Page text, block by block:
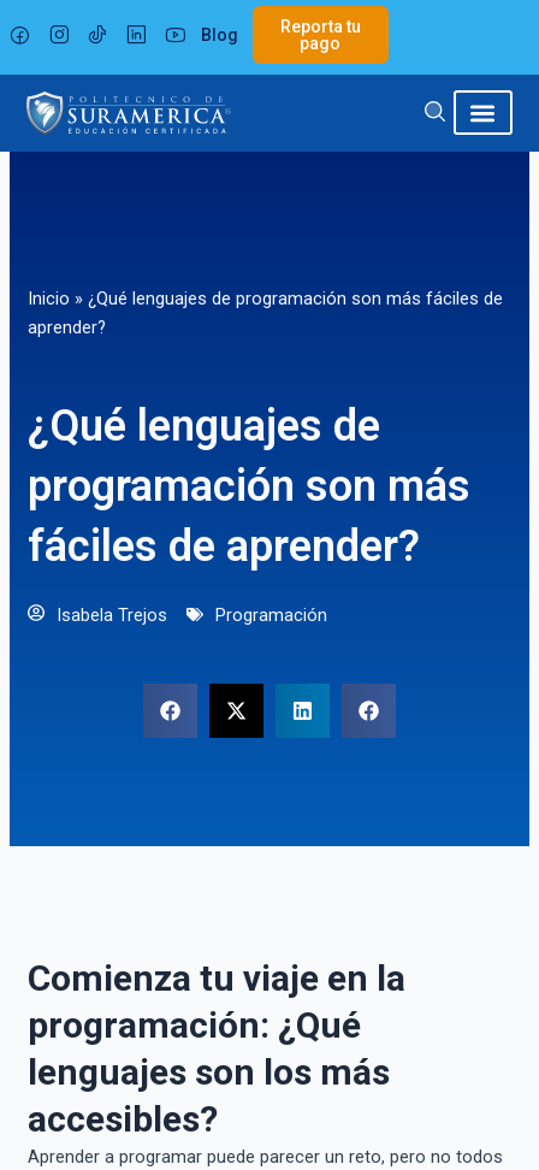
al
contenido
Blog
Reporta tu
pago
Inicio » ¿Qué lenguajes de programación son más fáciles de
aprender?
¿Qué lenguajes de
programación son más
fáciles de aprender?
Isabela Trejos Programación
Comienza tu viaje en la
programación: ¿Qué
lenguajes son los más
accesibles?
Aprender a programar puede parecer un reto, pero no todos